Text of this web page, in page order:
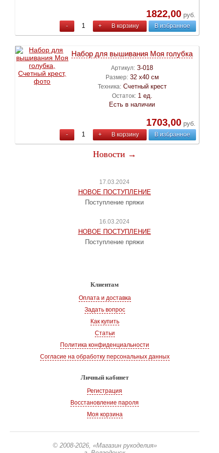
1822,00руб.
- + В корзину В избранное
Набор для вышивания Моя голубка
Артикул: З-018
Размер: 32 х40 см
Техника: Счетный крест
Остаток: 1 ед.
Есть в наличии
1703,00руб.
- + В корзину В избранное
Новости →
17.03.2024
НОВОЕ ПОСТУПЛЕНИЕ
Поступление пряжи
16.03.2024
НОВОЕ ПОСТУПЛЕНИЕ
Поступление пряжи
Клиентам
Оплата и доставка
Задать вопрос
Как купить
Статьи
Политика конфиденциальности
Согласие на обработку персональных данных
Личный кабинет
Регистрация
Восстановление пароля
Моя корзина
© 2008-2026, «Магазин рукоделия»